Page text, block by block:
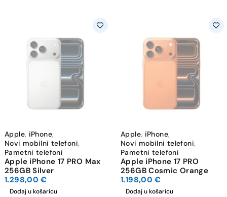
Apple, iPhone,
Novi mobilni telefoni,
Pametni telefoni
Apple iPhone 17 PRO Max
256GB Silver
1.298,00€
Dodaj u košaricu
Apple, iPhone,
Novi mobilni telefoni,
Pametni telefoni
Apple iPhone 17 PRO
256GB Cosmic Orange
1.198,00€
Dodaj u košaricu